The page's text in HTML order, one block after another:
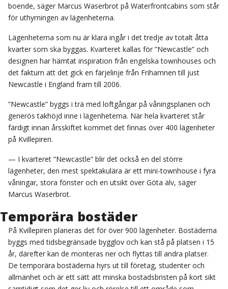
boende, säger Marcus Waserbrot på Waterfrontcabins som står
för uthyrningen av lägenheterna.
Lägenheterna som nu är klara ingår i det tredje av totalt åtta
kvarter som ska byggas. Kvarteret kallas för ”Newcastle” och
designen har hämtat inspiration från engelska townhouses och
det faktum att det gick en färjelinje från Frihamnen till just
Newcastle i England fram till 2006.
”Newcastle” byggs i trä med loftgångar på våningsplanen och
generös takhöjd inne i lägenheterna. När hela kvarteret står
färdigt innan årsskiftet kommet det finnas över 400 lägenheter
på Kvillepiren.
— I kvarteret ”Newcastle” blir det också en del större
lägenheter, den mest spektakulära är ett mini-townhouse i fyra
våningar, stora fönster och en utsikt över Göta älv, säger
Marcus Waserbrot.
Temporära bostäder
På Kvillepiren planeras det för över 900 lägenheter. Bostäderna
byggs med tidsbegränsade bygglov och kan stå på platsen i 15
år, därefter kan de monteras ner och flyttas till andra platser.
De temporära bostäderna hyrs ut till företag, studenter och
allmänhet och är ett sätt att minska bostadsbristen på kort sikt